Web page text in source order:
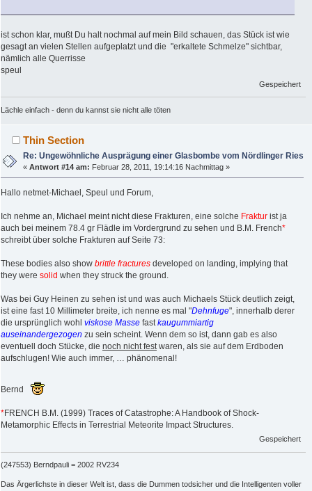
ist schon klar, mußt Du halt nochmal auf mein Bild schauen, das Stück ist wie
gesagt an vielen Stellen aufgeplatzt und die "erkaltete Schmelze" sichtbar,
nämlich alle Querrisse
speul
Gespeichert
Lächle einfach - denn du kannst sie nicht alle töten
Thin Section
Re: Ungewöhnliche Ausprägung einer Glasbombe vom Nördlinger Ries
«Antwort #14 am: Februar 28, 2011, 19:14:16 Nachmittag »
Hallo netmet-Michael, Speul und Forum,
Ich nehme an, Michael meint nicht diese Frakturen, eine solche Fraktur ist ja
auch bei meinem 78.4 gr Flädle im Vordergrund zu sehen und B.M. French*
schreibt über solche Frakturen auf Seite 73:
These bodies also show brittle fractures developed on landing, implying that
they were solid when they struck the ground.
Was bei Guy Heinen zu sehen ist und was auch Michaels Stück deutlich zeigt,
ist eine fast 10 Millimeter breite, ich nenne es mal "Dehnfuge", innerhalb derer
die ursprünglich wohl viskose Masse fastkaugummiartig
auseinandergezogen zu sein scheint. Wenn dem so ist, dann gab es also
eventuell doch Stücke, die noch nicht festwaren, als sie auf dem Erdboden
aufschlugen! Wie auch immer, … phänomenal!
Bernd
*FRENCH B.M. (1999) Traces of Catastrophe: A Handbook of Shock-
Metamorphic Effects in Terrestrial Meteorite Impact Structures.
Gespeichert
(247553) Berndpauli = 2002 RV234
Das Ärgerlichste in dieser Welt ist, dass die Dummen todsicher und die Intelligenten voller